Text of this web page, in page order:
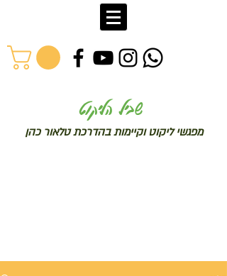
שביל הליקוט
מפגשי ליקוט וקיימות בהדרכת טלאור כהן